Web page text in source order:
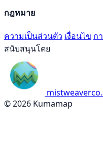
กฎหมาย
ความเป็นส่วนตัว เงื่อนไข ก
สนับสนุนโดย
© 2026 Kumamap